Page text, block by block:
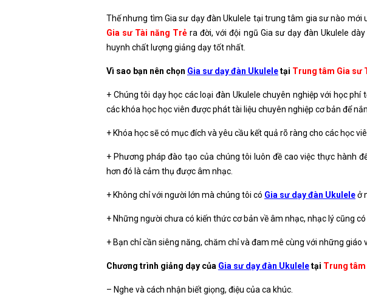
Thế nhưng tìm Gia sư dạy đàn Ukulele tại trung tâm gia sư nào
Gia sư Tài năng Trẻ ra đời, với đội ngũ Gia sư dạy đàn Ukulele
huynh chất lượng giảng dạy tốt nhất.
Vì sao bạn nên chọn Gia sư dạy đàn Ukuleletại Trung tâm Gia sư
+ Chúng tôi dạy học các loại đàn Ukulele chuyên nghiệp với học
các khóa học học viên được phát tài liệu chuyên nghiệp cơ bản để
+ Khóa học sẽ có mục đích và yêu cầu kết quả rõ ràng cho các học
+ Phương pháp đào tạo của chúng tôi luôn đề cao việc thực hành
hơn đó là cảm thụ được âm nhạc.
+ Không chỉ với người lớn mà chúng tôi có Gia sư dạy đàn Ukuleleở
+ Những người chưa có kiến thức cơ bản về âm nhạc, nhạc lý cũng
+ Bạn chỉ cần siêng năng, chăm chỉ và đam mê cùng với những
Chương trình giảng dạy của Gia sư dạy đàn Ukuleletại Trung tâm
– Nghe và cách nhận biết giọng, điệu của ca khúc.